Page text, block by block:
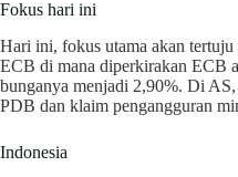
Fokus hari ini
Hari ini, fokus utama akan tertuju
ECB di mana diperkirakan ECB
bunganya menjadi 2,90%. Di AS,
PDB dan klaim pengangguran
Indonesia